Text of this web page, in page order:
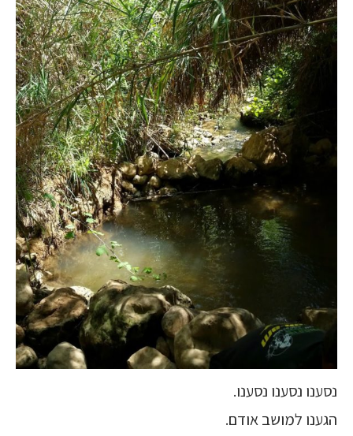
נסענו נסענו נסענו.
הגענו למושב אודם.